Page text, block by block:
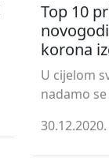
Top 10
korona
U cijelom
nadamo
30.12.2020.